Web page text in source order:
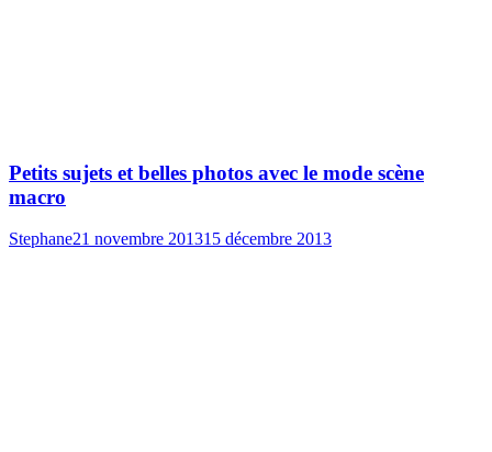
Petits sujets et belles photos avec le mode scène
macro
Stephane21 novembre 201315 décembre 2013